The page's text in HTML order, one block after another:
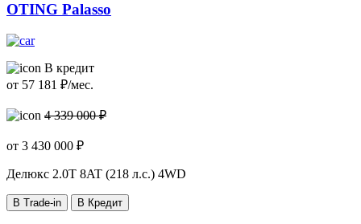
OTING Palasso
В кредит
от 57 181 ₽/мес.
4 339 000 ₽
от 3 430 000 ₽
Делюкс 2.0T 8AT (218 л.с.) 4WD
В Trade-in В Кредит